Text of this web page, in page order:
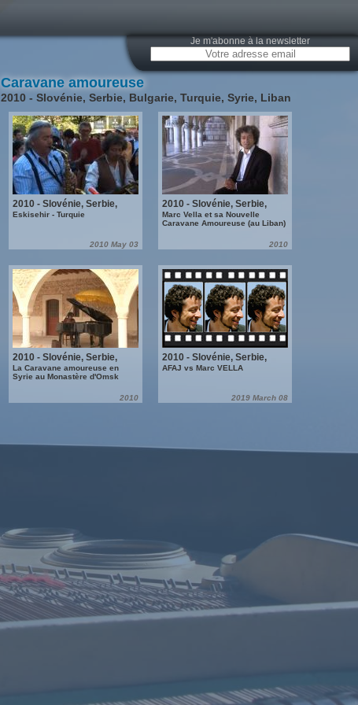
Caravane amoureuse
2010 - Slovénie, Serbie, Bulgarie, Turquie, Syrie, Liban
2010 - Slovénie, Serbie,
Bulgarie, Turquie, Syrie,
Eskisehir - Turquie
2010 May 03
2010 - Slovénie, Serbie,
Bulgarie, Turquie, Syrie,
Liban
Marc Vella et sa Nouvelle
Caravane Amoureuse (au Liban)
2010
2010 - Slovénie, Serbie,
Bulgarie, Turquie, Syrie,
Liban
La Caravane amoureuse en
Syrie au Monastère d'Omsk
2010
2010 - Slovénie, Serbie,
Bulgarie, Turquie, Syrie,
AFAJ vs Marc VELLA
2019 March 08
Je m'abonne à la newsletter